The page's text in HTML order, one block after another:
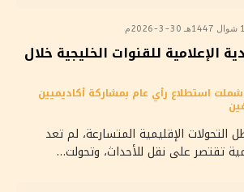
الإعلامية للقنوات الخليجية خلال
استطلاع رأي عام بمشاركة أكاديميين
الإقليمية المتسارعة، لم تعد
تقتصر على نقل للأحداث، وتحولت…